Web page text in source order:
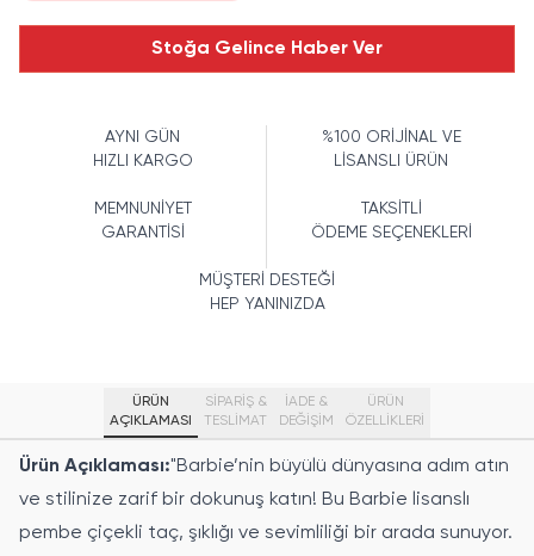
Stoğa Gelince Haber Ver
AYNI GÜN
HIZLI KARGO
%100 ORİJİNAL VE
LİSANSLI ÜRÜN
MEMNUNİYET
GARANTİSİ
TAKSİTLİ
ÖDEME SEÇENEKLERİ
MÜŞTERİ DESTEĞİ
HEP YANINIZDA
ÜRÜN
AÇIKLAMASI
SİPARİŞ &
TESLİMAT
İADE &
DEĞİŞİM
ÜRÜN
ÖZELLIKLERI
Ürün Açıklaması:"Barbie’nin büyülü dünyasına adım atın
ve stilinize zarif bir dokunuş katın! Bu Barbie lisanslı
pembe çiçekli taç, şıklığı ve sevimliliği bir arada sunuyor.